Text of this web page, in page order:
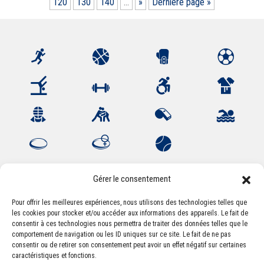
Gérer le consentement
Pour offrir les meilleures expériences, nous utilisons des technologies telles que
les cookies pour stocker et/ou accéder aux informations des appareils. Le fait de
consentir à ces technologies nous permettra de traiter des données telles que le
comportement de navigation ou les ID uniques sur ce site. Le fait de ne pas
consentir ou de retirer son consentement peut avoir un effet négatif sur certaines
caractéristiques et fonctions.
Association Sportive Montferrandaise
84, boulevard Léon Jouhaux
CS 80221 - 63021 Clermont-Ferrand Cedex 2